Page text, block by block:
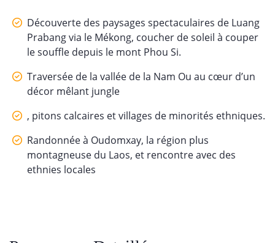
Découverte des paysages spectaculaires de Luang
Prabang via le Mékong, coucher de soleil à couper
le souffle depuis le mont Phou Si.
Traversée de la vallée de la Nam Ou au cœur d’un
décor mêlant jungle
, pitons calcaires et villages de minorités ethniques.
Randonnée à Oudomxay, la région plus
montagneuse du Laos, et rencontre avec des
ethnies locales